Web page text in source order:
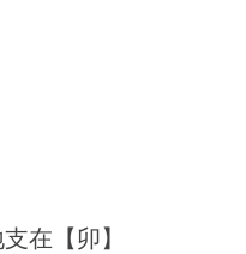
在【卯】